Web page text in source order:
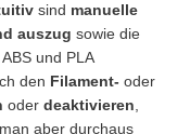
sind manuelle
auszug sowie die
und PLA
den Filament- oder
oder deaktivieren,
aber durchaus